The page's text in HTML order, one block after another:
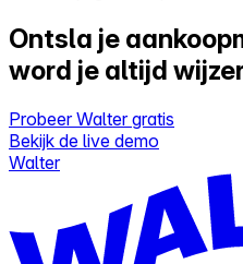
Ontsla je
word je altijd
Probeer Walter gratis
Bekijk de live demo
Walter